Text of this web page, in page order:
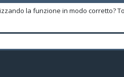
la funzione in modo corretto?